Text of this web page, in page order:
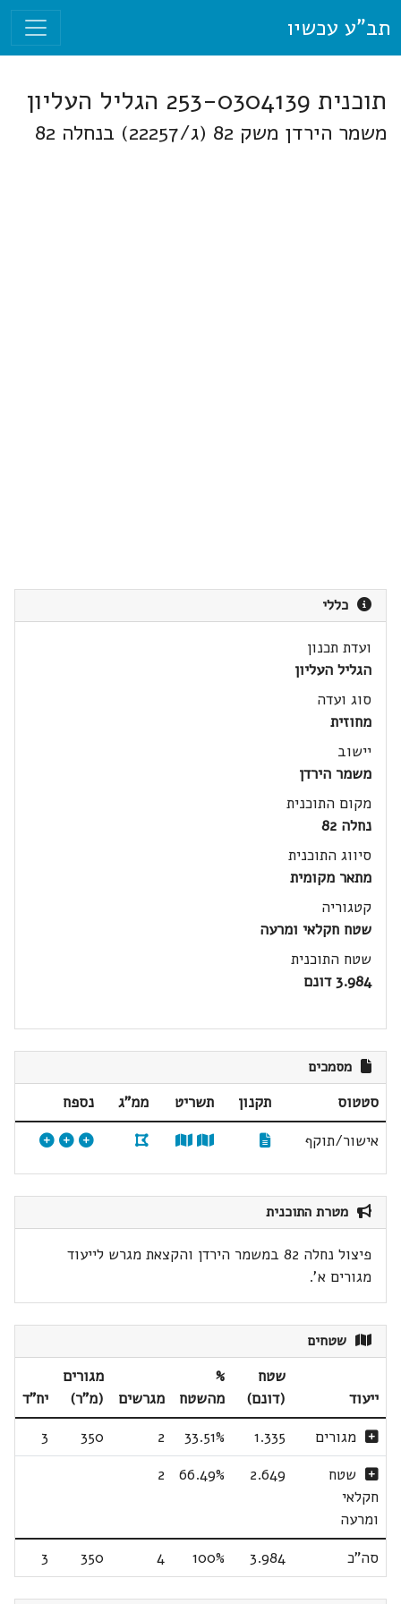
תב"ע עכשיו
תוכנית 253-0304139 הגליל העליון
משמר הירדן משק 82 (ג/22257) בנחלה 82
כללי
ועדת תכנון
הגליל העליון
סוג ועדה
מחוזית
יישוב
משמר הירדן
מקום התוכנית
נחלה 82
סיווג התוכנית
מתאר מקומית
קטגוריה
שטח חקלאי ומרעה
שטח התוכנית
3.984 דונם
מסמכים
סטטוס תקנון תשריט ממ"ג
נספח
אישור/תוקף
מטרת התוכנית
פיצול נחלה 82 במשמר הירדן והקצאת מגרש לייעוד
מגורים א'.
שטחים
ייעוד
שטח
(דונם)
%
מהשטח
מגרשים
מגורים
(מ"ר)
יח"ד
מגורים
1.335
33.51%
2
350
3
שטח
חקלאי
ומרעה
2.649
66.49%
2
סה"כ 3.984
100%
4
350
3